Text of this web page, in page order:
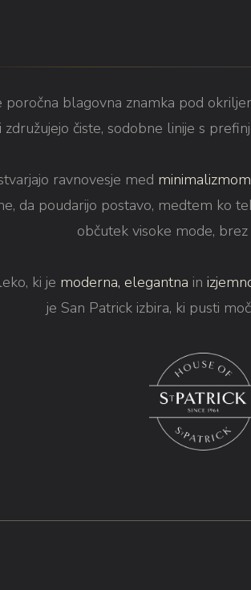
poročna blagovna znamka pod
združujejo čiste, sodobne linije s
ravnovesje med minimalizmom
da poudarijo postavo, medtem ko
občutek visoke mode,
ki je moderna, elegantna in
je San Patrick izbira, ki pusti